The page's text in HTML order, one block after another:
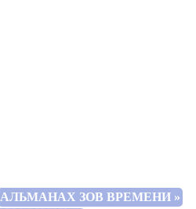
АЛЬМАНАХ ЗОВ ВРЕМЕНИ »